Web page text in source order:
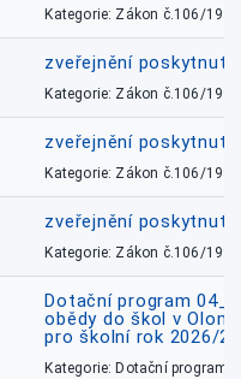
Kategorie: Zákon č.106/1999
zveřejnění
Kategorie: Zákon č.106/1999
zveřejnění
Kategorie: Zákon č.106/1999
zveřejnění
Kategorie: Zákon č.106/1999
Dotační program
obědy do škol v
pro školní rok 2026/
Kategorie: Dotační